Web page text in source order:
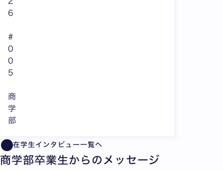
6
#
0
0
5
商
学
部
在学生インタビュー一覧へ
商学部卒業生からのメッセージ